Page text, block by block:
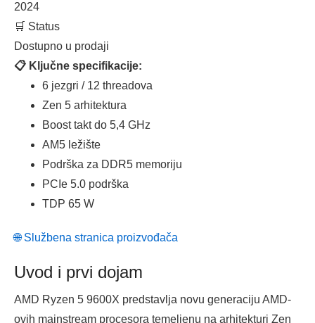
2024
🛒 Status
Dostupno u prodaji
📋 Ključne specifikacije:
6 jezgri / 12 threadova
Zen 5 arhitektura
Boost takt do 5,4 GHz
AM5 ležište
Podrška za DDR5 memoriju
PCIe 5.0 podrška
TDP 65 W
🌐 Službena stranica proizvođača
Uvod i prvi dojam
AMD Ryzen 5 9600X predstavlja novu generaciju AMD-
ovih mainstream procesora temeljenu na arhitekturi Zen